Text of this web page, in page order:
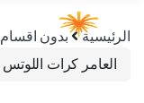
الرئيسية بدون اقسام
العامر كرات اللوتس 1'ح